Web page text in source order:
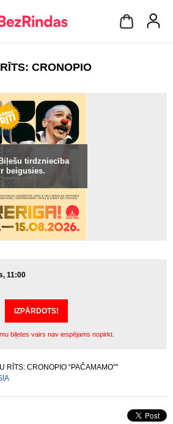
CRONOPIO
Biļešu tirdzniecība
beigusies.
11:00
IZPĀRDOTS!
biļetes vairs nav iespējams nopirkt.
RĪTS: CRONOPIO “PAČAMAMO”"